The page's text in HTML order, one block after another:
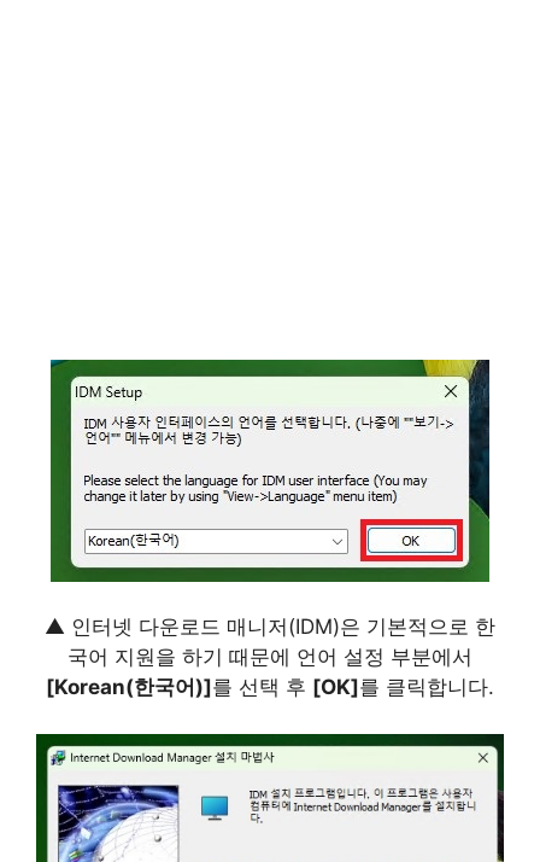
▲ 인터넷 다운로드 매니저(IDM)은 기본적으로 한
국어 지원을 하기 때문에 언어 설정 부분에서
[Korean(한국어)]를 선택 후 [OK]를 클릭합니다.